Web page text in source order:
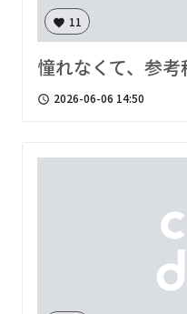
favorite 11
憧れなくて、参考
access_time 2026-06-06 14:50